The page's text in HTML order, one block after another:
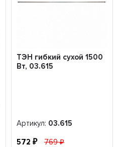
ТЭН гибкий сухой 1500
Вт, 03.615
Артикул: 03.615
572 769